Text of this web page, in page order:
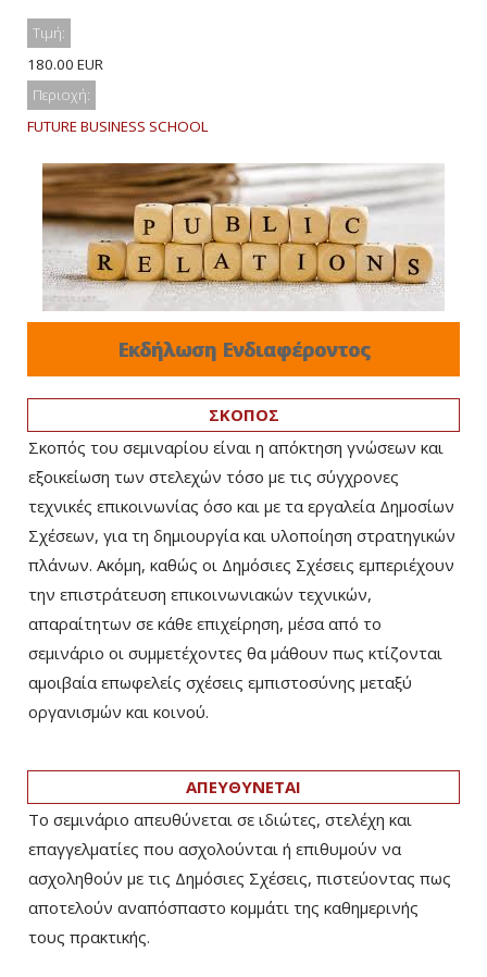
Τιμή:
180.00 EUR
Περιοχή:
FUTURE BUSINESS SCHOOL
Εκδήλωση Ενδιαφέροντος
ΣΚΟΠΟΣ
Σκοπός του σεμιναρίου είναι η απόκτηση γνώσεων και
εξοικείωση των στελεχών τόσο με τις σύγχρονες
τεχνικές επικοινωνίας όσο και με τα εργαλεία Δημοσίων
Σχέσεων, για τη δημιουργία και υλοποίηση στρατηγικών
πλάνων. Ακόμη, καθώς οι Δημόσιες Σχέσεις εμπεριέχουν
την επιστράτευση επικοινωνιακών τεχνικών,
απαραίτητων σε κάθε επιχείρηση, μέσα από το
σεμινάριο οι συμμετέχοντες θα μάθουν πως κτίζονται
αμοιβαία επωφελείς σχέσεις εμπιστοσύνης μεταξύ
οργανισμών και κοινού.
ΑΠΕΥΘΥΝΕΤΑΙ
Το σεμινάριο απευθύνεται σε ιδιώτες, στελέχη και
επαγγελματίες που ασχολούνται ή επιθυμούν να
ασχοληθούν με τις Δημόσιες Σχέσεις, πιστεύοντας πως
αποτελούν αναπόσπαστο κομμάτι της καθημερινής
τους πρακτικής.